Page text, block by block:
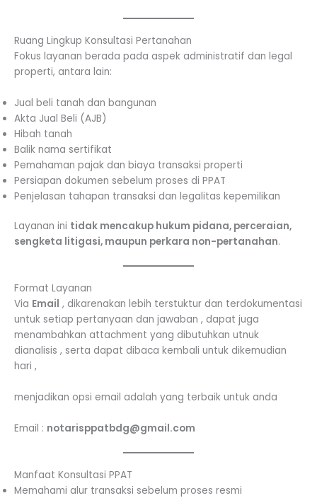
Ruang Lingkup Konsultasi Pertanahan
Fokus layanan berada pada aspek administratif dan legal
properti, antara lain:
Jual beli tanah dan bangunan
Akta Jual Beli (AJB)
Hibah tanah
Balik nama sertifikat
Pemahaman pajak dan biaya transaksi properti
Persiapan dokumen sebelum proses di PPAT
Penjelasan tahapan transaksi dan legalitas kepemilikan
Layanan ini tidak mencakup hukum pidana, perceraian,
sengketa litigasi, maupun perkara non-pertanahan.
Format Layanan
Via Email , dikarenakan lebih terstuktur dan terdokumentasi
untuk setiap pertanyaan dan jawaban , dapat juga
menambahkan attachment yang dibutuhkan utnuk
dianalisis , serta dapat dibaca kembali untuk dikemudian
hari ,
menjadikan opsi email adalah yang terbaik untuk anda
Email : notarisppatbdg@gmail.com
Manfaat Konsultasi PPAT
Memahami alur transaksi sebelum proses resmi